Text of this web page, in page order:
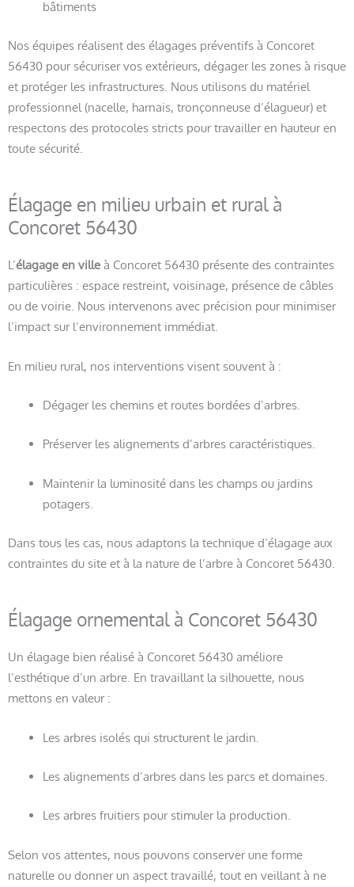
bâtiments
Nos équipes réalisent des élagages préventifs à Concoret
56430 pour sécuriser vos extérieurs, dégager les zones à risque
et protéger les infrastructures. Nous utilisons du matériel
professionnel (nacelle, harnais, tronçonneuse d’élagueur) et
respectons des protocoles stricts pour travailler en hauteur en
toute sécurité.
Élagage en milieu urbain et rural à
Concoret 56430
L’élagage en ville à Concoret 56430 présente des contraintes
particulières : espace restreint, voisinage, présence de câbles
ou de voirie. Nous intervenons avec précision pour minimiser
l’impact sur l’environnement immédiat.
En milieu rural, nos interventions visent souvent à :
Dégager les chemins et routes bordées d’arbres.
Préserver les alignements d’arbres caractéristiques.
Maintenir la luminosité dans les champs ou jardins
potagers.
Dans tous les cas, nous adaptons la technique d’élagage aux
contraintes du site et à la nature de l’arbre à Concoret 56430.
Élagage ornemental à Concoret 56430
Un élagage bien réalisé à Concoret 56430 améliore
l’esthétique d’un arbre. En travaillant la silhouette, nous
mettons en valeur :
Les arbres isolés qui structurent le jardin.
Les alignements d’arbres dans les parcs et domaines.
Les arbres fruitiers pour stimuler la production.
Selon vos attentes, nous pouvons conserver une forme
naturelle ou donner un aspect travaillé, tout en veillant à ne